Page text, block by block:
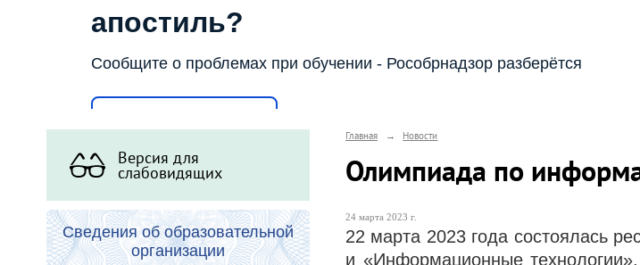
апостиль?
Сообщите о проблемах при обучении - Рособрнадзор разберётся
Версия для
слабовидящих
Сведения об образовательной
организации
Главная → Новости
Олимпиада по
24 марта 2023 г.
22 марта 2023 года состоялась
и «Информационные